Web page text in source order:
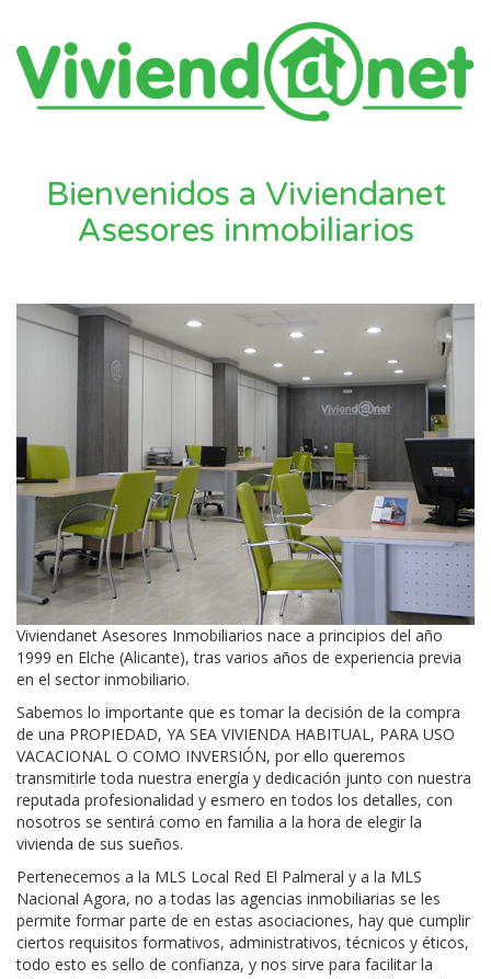
Bienvenidos a Viviendanet
Asesores inmobiliarios
Viviendanet Asesores Inmobiliarios nace a principios del año
1999 en Elche (Alicante), tras varios años de experiencia previa
en el sector inmobiliario.
Sabemos lo importante que es tomar la decisión de la compra
de una PROPIEDAD, YA SEA VIVIENDA HABITUAL, PARA USO
VACACIONAL O COMO INVERSIÓN, por ello queremos
transmitirle toda nuestra energía y dedicación junto con nuestra
reputada profesionalidad y esmero en todos los detalles, con
nosotros se sentirá como en familia a la hora de elegir la
vivienda de sus sueños.
Pertenecemos a la MLS Local Red El Palmeral y a la MLS
Nacional Agora, no a todas las agencias inmobiliarias se les
permite formar parte de en estas asociaciones, hay que cumplir
ciertos requisitos formativos, administrativos, técnicos y éticos,
todo esto es sello de confianza, y nos sirve para facilitar la